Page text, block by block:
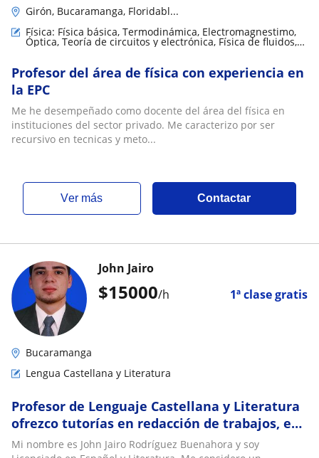
Girón, Bucaramanga, Floridabl...
Física: Física básica, Termodinámica, Electromagnestimo,
Óptica, Teoría de circuitos y electrónica, Física de fluidos,
Física mecánica, Electrodinámica
Profesor del área de física con experiencia en
la EPC
Me he desempeñado como docente del área del física en
instituciones del sector privado. Me caracterizo por ser
recursivo en tecnicas y meto...
ver más Contactar
$15000/h 1ª clase gratis
John Jairo
Bucaramanga
Lengua Castellana y Literatura
Profesor de Lenguaje Castellana y Literatura
ofrezco tutorías en redacción de trabajos, en
lectura crítica. En la ciudad de Bucaramanga,
Mi nombre es John Jairo Rodríguez Buenahora y soy